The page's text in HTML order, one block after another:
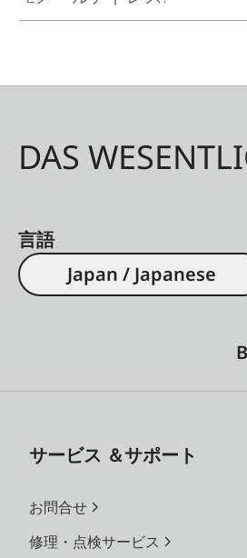
DAS
言語
Japan / Japanese
サービス ＆サポート
お問合せ
修理・点検サービス